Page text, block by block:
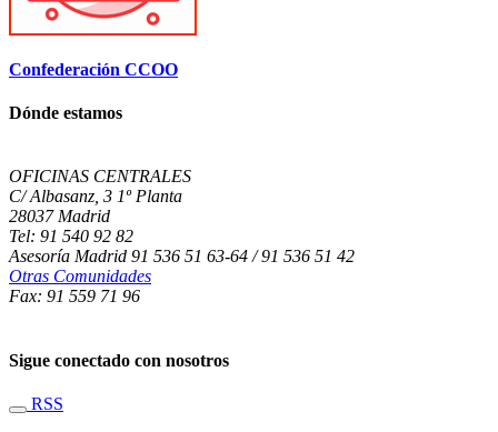
Confederación CCOO
Dónde estamos
OFICINAS CENTRALES
C/ Albasanz, 3 1º Planta
28037 Madrid
Tel: 91 540 92 82
Asesoría Madrid 91 536 51 63-64 / 91 536 51 42
Otras Comunidades
Fax: 91 559 71 96
Sigue conectado con nosotros
RSS